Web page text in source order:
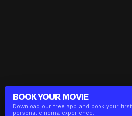
BOOK YOUR MOVIE
Download our free app and book your first
personal cinema experience.